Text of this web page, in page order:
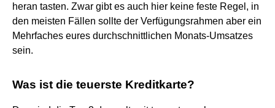
heran tasten. Zwar gibt es auch hier keine feste Regel, in
den meisten Fällen sollte der Verfügungsrahmen aber ein
Mehrfaches eures durchschnittlichen Monats-Umsatzes
sein.
Was ist die teuerste Kreditkarte?